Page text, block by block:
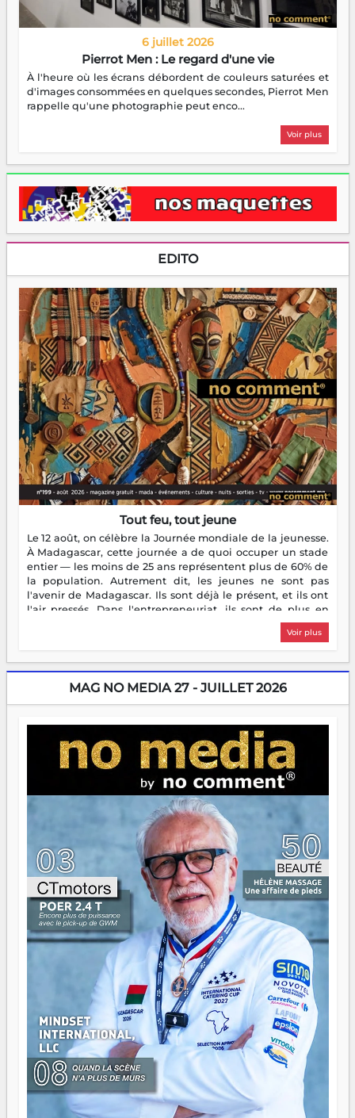
6 juillet 2026
Pierrot Men : Le regard d'une vie
À l'heure où les écrans débordent de couleurs saturées et
d'images consommées en quelques secondes, Pierrot Men
rappelle qu'une photographie peut enco...
Voir plus
EDITO
Tout feu, tout jeune
Le 12 août, on célèbre la Journée mondiale de la jeunesse.
À Madagascar, cette journée a de quoi occuper un stade
entier — les moins de 25 ans représentent plus de 60% de
la population. Autrement dit, les jeunes ne sont pas
l'avenir de Madagascar. Ils sont déjà le présent, et ils ont
l'air pressés. Dans l'entrepreneuriat, ils sont de plus en
plus nombreux à se lancer, à créer, à risquer — souvent
sans filet, souvent sans aide, mais toujours avec cette
dorment vraiment la nuit. En culture, les nouvelles sont
encore meilleures. Aina Rasamoelina vient de décrocher le
Prix RFI Instrumental Afrique. Miangaly Elia rafle le Prix
jeunes qui tiennent la torche. Alors oui, on pourrait
s'arrêter là, applaudir et rentrer chez soi satisfait. Mais ce
serait passer à côté d'une chose essentielle. La fougue, ça
brûle fort — et parfois, ça brûle vite. Une flamme sans
direction peut éclairer autant qu'elle peut consumer. C'est
là que les aînés entrent en scène — pas pour reprendre le
gouvernail, mais pour montrer où sont les récifs. Les jeunes
ont la force, les vieux ont l'expérience, comme on dit. Ce
n'est pas un combat de générations — c'est une question
d'équipage. Partagez vos réussites, mais aussi vos échecs.
Surtout vos échecs, d'ailleurs — ils enseignent mieux que
n'importe quel manuel. À Madagascar, la barque avance.
Il faut juste s'assurer que tout le monde rame dans le
même sens.
Voir plus
MAG NO MEDIA 27 - JUILLET 2026